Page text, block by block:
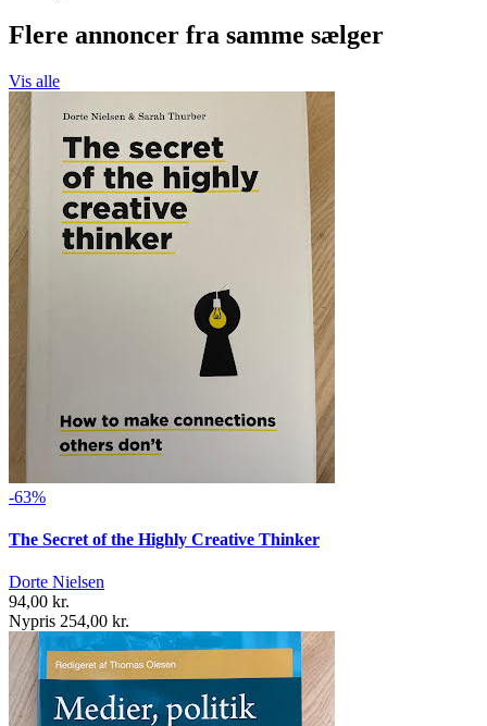
Flere annoncer fra samme sælger
Vis alle
-63%
The Secret of the Highly Creative Thinker
Dorte Nielsen
94,00 kr.
Nypris 254,00 kr.